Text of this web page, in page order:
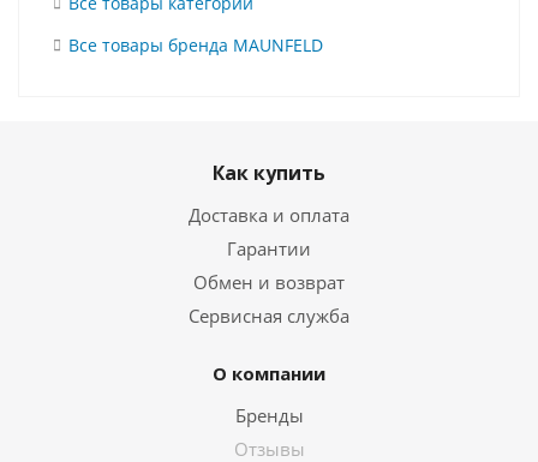
Все товары бренда MAUNFELD
Как купить
Доставка и оплата
Гарантии
Обмен и возврат
Сервисная служба
О компании
Бренды
Отзывы